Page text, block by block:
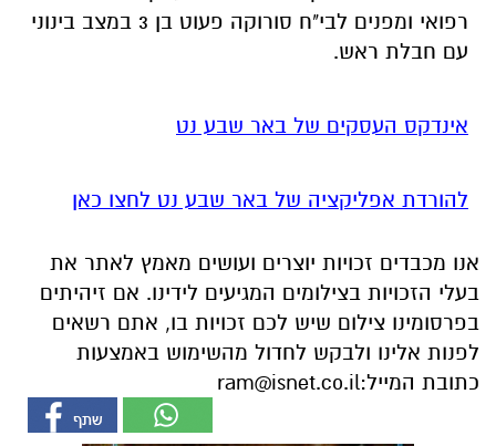
אינדקס העסקים של באר שבע נט
בפרסומינו צילום שיש לכם זכויות בו, אתם רשאים
כתובת המייל:ram@isnet.co.il